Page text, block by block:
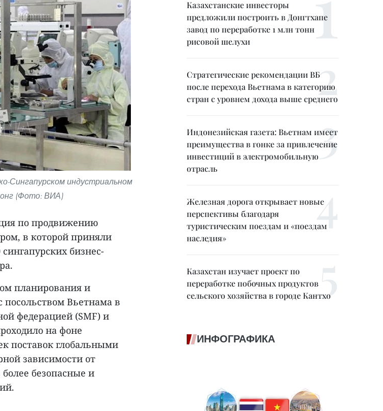
Сингапурском индустриальном
(Фото: ВИА)
по продвижению
в которой приняли
бизнес-
планирования и
посольством Вьетнама в
федерацией (SMF) и
на фоне
поставок глобальными
зависимости от
безопасные и
Казахстанские инвесторы
предложили построить в Донгтхапе
завод по переработке 1 млн тонн
рисовой шелухи
Стратегические рекомендации ВБ
после перехода Вьетнама в категорию
стран с уровнем дохода выше среднего
Индонезийская газета: Вьетнам имеет
преимущества в гонке за привлечение
инвестиций в электромобильную
отрасль
Железная дорога открывает новые
перспективы благодаря
туристическим поездам и «поездам
наследия»
Казахстан изучает проект по
переработке побочных продуктов
сельского хозяйства в городе Кантхо
ИНФОГРАФИКА